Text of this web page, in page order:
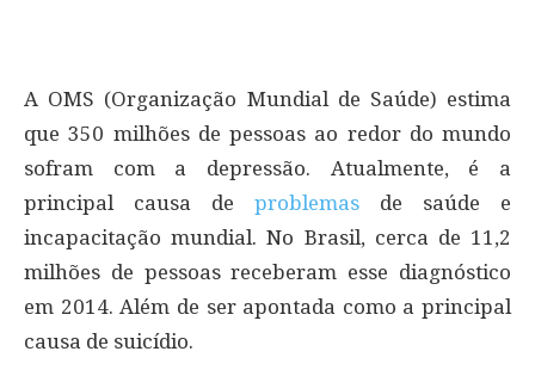
A OMS (Organização Mundial de Saúde) estima
que 350 milhões de pessoas ao redor do mundo
sofram com a depressão. Atualmente, é a
principal causa de problemas de saúde e
incapacitação mundial. No Brasil, cerca de 11,2
milhões de pessoas receberam esse diagnóstico
em 2014. Além de ser apontada como a principal
causa de suicídio.